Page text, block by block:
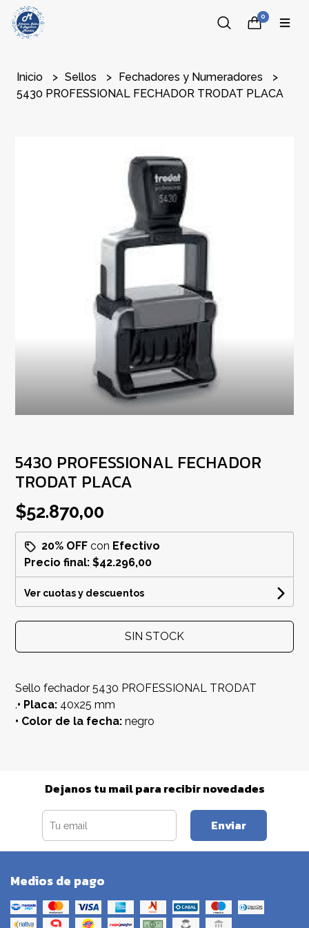
0
Inicio Sellos
Fechadores y Numeradores
5430 PROFESSIONAL FECHADOR TRODAT PLACA
5430 PROFESSIONAL FECHADOR
TRODAT PLACA
$52.870,00
20% OFF con Efectivo
Precio final:$42.296,00
Ver cuotas y descuentos
SIN STOCK
Sello fechador 5430 PROFESSIONAL TRODAT
.• Placa: 40x25 mm
• Color de la fecha: negro
Dejanos tu mail para recibir novedades
Enviar
Medios de pago